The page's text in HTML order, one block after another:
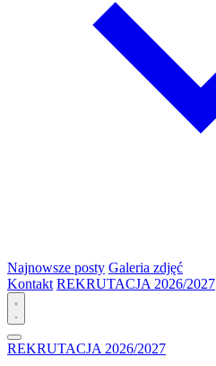
Najnowsze posty Galeria zdjęć
Kontakt REKRUTACJA 2026/2027
REKRUTACJA 2026/2027